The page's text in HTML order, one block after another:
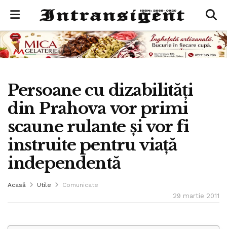
Persoane cu dizabilităţi
din Prahova vor primi
scaune rulante şi vor fi
instruite pentru viaţă
independentă
Acasă Utile Comunicate
29 martie 2011